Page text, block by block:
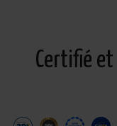
Certifié et